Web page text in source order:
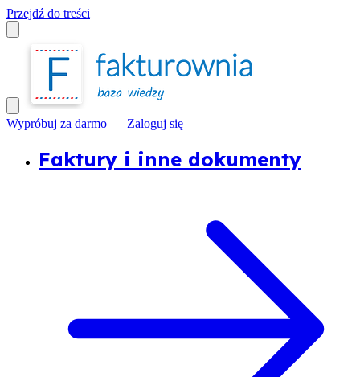
Przejdź do treści
Wypróbuj za darmo Zaloguj się
Faktury i inne dokumenty